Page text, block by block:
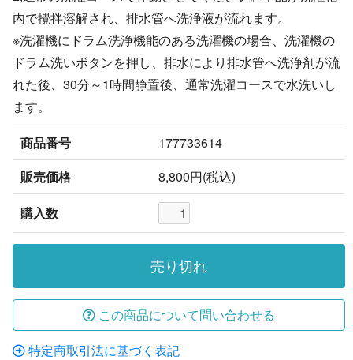
内で攪拌溶解され、排水管へ洗浄液が流れます。
※洗濯機にドラム洗浄機能のある洗濯機の場合、洗濯機の
ドラム洗いボタンを押し、排水により排水管へ洗浄剤が流
れた後、30分～1時間静置後、通常洗濯コースで水洗いし
ます。
商品番号
177733614
販売価格
8,800円(税込)
購入数
売り切れ
この商品について問い合わせる
特定商取引法に基づく表記